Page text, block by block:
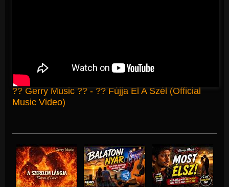
?? Gerry Music ?? - ?? Fújja El A Szél (Official
Music Video)